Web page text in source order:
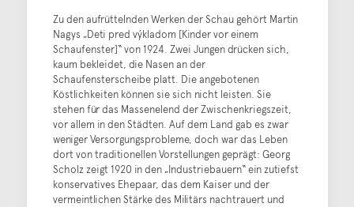
Zu den aufrüttelnden Werken der Schau gehört Martin
Nagys „Deti pred výkladom [Kinder vor einem
Schaufenster]“ von 1924. Zwei Jungen drücken sich,
kaum bekleidet, die Nasen an der
Schaufensterscheibe platt. Die angebotenen
Köstlichkeiten können sie sich nicht leisten. Sie
stehen für das Massenelend der Zwischenkriegszeit,
vor allem in den Städten. Auf dem Land gab es zwar
weniger Versorgungsprobleme, doch war das Leben
dort von traditionellen Vorstellungen geprägt: Georg
Scholz zeigt 1920 in den „Industriebauern“ ein zutiefst
konservatives Ehepaar, das dem Kaiser und der
vermeintlichen Stärke des Militärs nachtrauert und